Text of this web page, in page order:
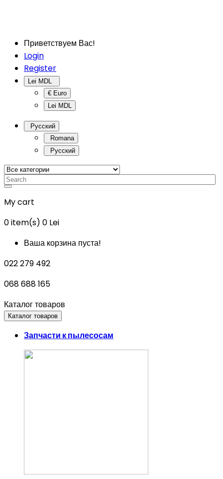
Приветствуем Вас!
Login
Register
€ Euro
Lei MDL
Русский
Romana
Русский
My cart
0item(s) 0 Lei
Ваша корзина пуста!
022 279 492
068 688 165
Каталог товаров
Каталог товаров
Запчасти к пылесосам